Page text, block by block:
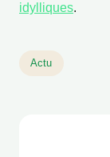
idylliques.
Actu